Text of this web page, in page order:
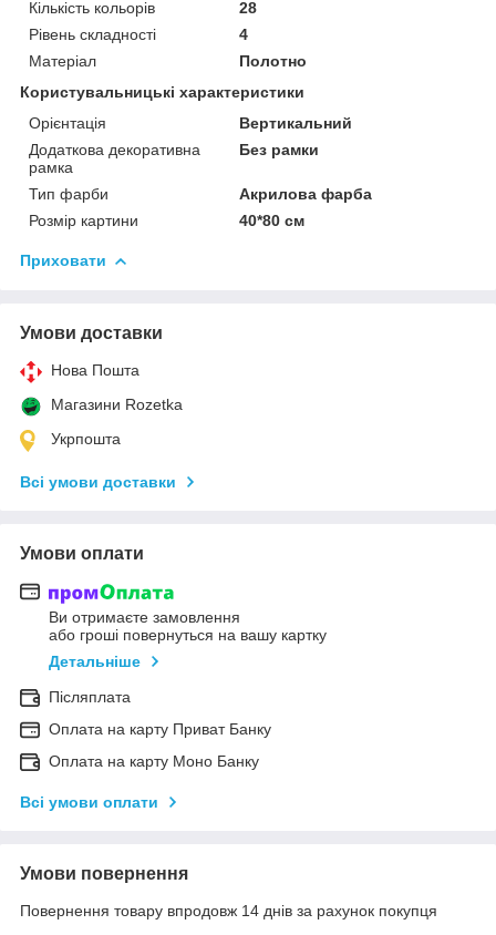
Кількість кольорів
28
Рівень складності
4
Матеріал
Полотно
Користувальницькі характеристики
Орієнтація
Вертикальний
Додаткова декоративна
рамка
Без рамки
Тип фарби
Акрилова фарба
Розмір картини
40*80 см
Приховати
Умови доставки
Нова Пошта
Магазини Rozetka
Укрпошта
Всі умови доставки
Умови оплати
Ви отримаєте замовлення
або гроші повернуться на вашу картку
Детальніше
Післяплата
Оплата на карту Приват Банку
Оплата на карту Моно Банку
Всі умови оплати
Умови повернення
Повернення товару впродовж 14 днів за рахунок покупця